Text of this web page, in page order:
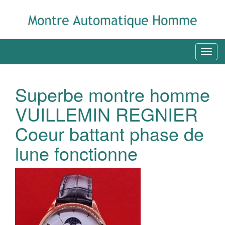
Superbe montre homme
VUILLEMIN REGNIER
Coeur battant phase de
lune fonctionne